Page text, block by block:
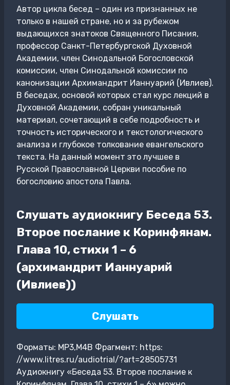
Автор цикла бесед – один из признанных не
только в нашей стране, но и за рубежом
выдающихся знатоков Священного Писания,
профессор Санкт-Петербургской Духовной
Академии, член Синодальной Богословской
комиссии, член Синодальной комиссии по
канонизации Архимандрит Ианнуарий (Ивлиев).
В беседах, основой которых стал курс лекций в
Духовной Академии, собран уникальный
материал, сочетающий в себе подробность и
точность исторического и текстологического
анализа и глубокое толкование евангельского
текста. На данный момент это лучшее в
Русской Православной Церкви пособие по
богословию апостола Павла.
Слушать аудиокнигу Беседа 53.
Второе послание к Коринфянам.
Глава 10, стихи 1 – 6
(архимандрит Ианнуарий
(Ивлиев))
Слушать
Форматы: MP3,M4B Фрагмент: https:
//www.litres.ru/audiotrial/?art=28505731
Аудиокнигу «Беседа 53. Второе послание к